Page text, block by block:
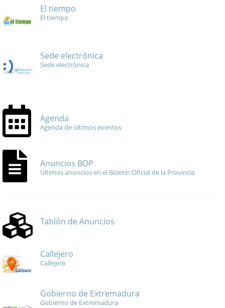
El tiempo
El tiempo
Sede electrónica
Sede electrónica
Agenda
Agenda de últimos eventos
Anuncios BOP
Últimos anuncios en el Boletín Oficial de la Provincia
Tablón de Anuncios
Callejero
Callejero
Gobierno de Extremadura
Gobierno de Extremadura